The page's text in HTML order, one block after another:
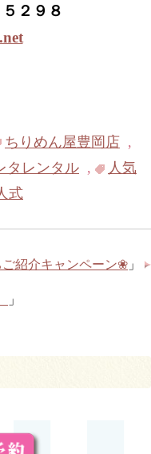
２９８
ちりめん屋豊岡店 ,
タレンタル ,
人気
式
紹介キャンペーン❀ 」
」